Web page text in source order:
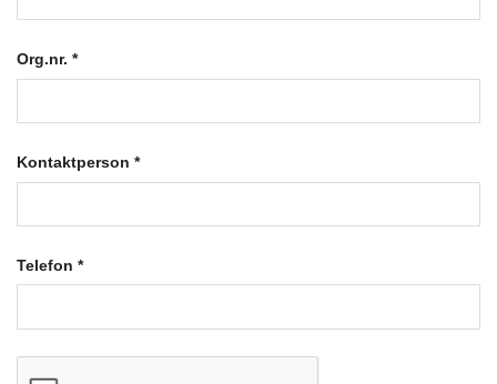
Org.nr. *
Kontaktperson *
Telefon *